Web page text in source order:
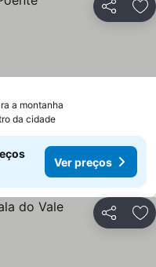
Partilhar
a montanha
da cidade
Ver preços
Partilhar